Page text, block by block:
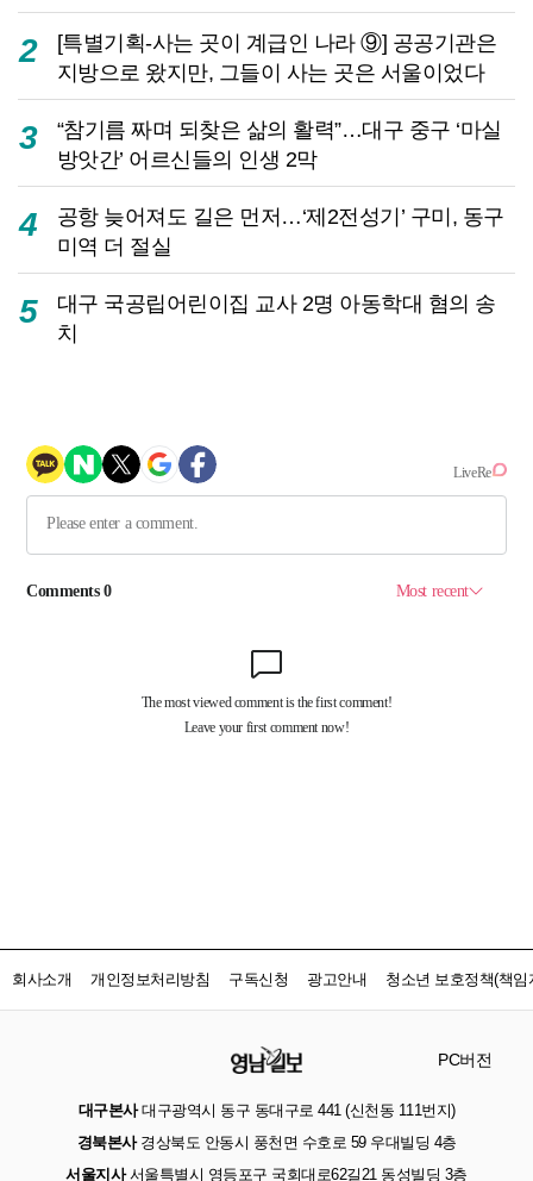
2
[특별기획-사는 곳이 계급인 나라 ⑨] 공공기관은
지방으로 왔지만, 그들이 사는 곳은 서울이었다
3
“참기름 짜며 되찾은 삶의 활력”…대구 중구 ‘마실
방앗간’ 어르신들의 인생 2막
4
공항 늦어져도 길은 먼저…‘제2전성기’ 구미, 동구
미역 더 절실
5
대구 국공립어린이집 교사 2명 아동학대 혐의 송
치
회사소개 개인정보처리방침 구독신청 광고안내 청소년 보호정책(책임
PC버전
대구본사대구광역시 동구 동대구로 441 (신천동 111번지)
경북본사경상북도 안동시 풍천면 수호로 59 우대빌딩 4층
서울지사서울특별시 영등포구 국회대로62길21 동성빌딩 3층